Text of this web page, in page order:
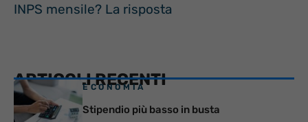
INPS mensile? La risposta
ARTICOLI RECENTI
ECONOMIA
Stipendio più basso in busta